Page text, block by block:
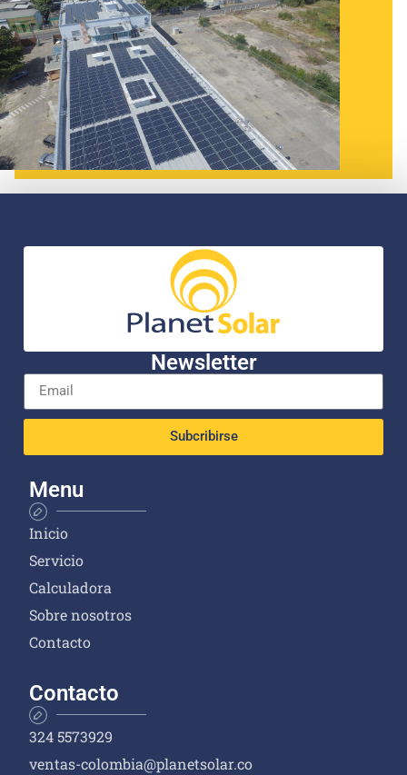
Newsletter
Subcribirse
Menu
Inicio
Servicio
Calculadora
Sobre nosotros
Contacto
Contacto
324 5573929
ventas-colombia@planetsolar.co